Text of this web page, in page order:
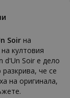
Soir на
култовия
d'Un Soir е дело
че се
на оригинала,